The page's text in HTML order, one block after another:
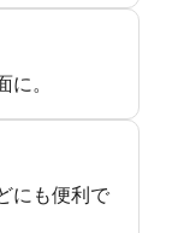
に。
にも便利で